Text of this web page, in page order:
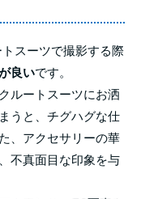
スーツで撮影する際
良いです。
ルートスーツにお洒
うと、チグハグな仕
、アクセサリーの華
不真面目な印象を与